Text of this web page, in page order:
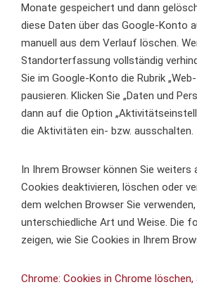
Monate gespeichert und dann
diese Daten über das Google-Konto
manuell aus dem Verlauf löschen.
Standorterfassung vollständig
Sie im Google-Konto die Rubrik
pausieren. Klicken Sie „Daten und
dann auf die Option
die Aktivitäten ein- bzw. ausschalten.
In Ihrem Browser können Sie weiters
Cookies deaktivieren, löschen oder
dem welchen Browser Sie
unterschiedliche Art und Weise. Die
zeigen, wie Sie Cookies in Ihrem
Chrome: Cookies in Chrome löschen,